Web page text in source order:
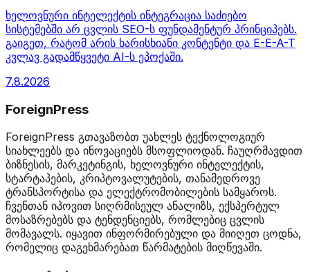
ხელოვნური ინტელექტის ინტეგრაცია საძიებო
სისტემებში არ ცვლის SEO-ს ფუნდამენტურ პრინციპებს.
გაიგეთ, რატომ არის ხარისხიანი კონტენტი და E-E-A-T
კვლავ გადამწყვეტი AI-ს ეპოქაში.
7.8.2026
ForeignPress
ForeignPress გთავაზობთ უახლეს ტექნოლოგიურ
სიახლეებს და ინოვაციებს მსოფლიოდან. ჩაუღრმავდით
ბიზნესის, მარკეტინგის, ხელოვნური ინტელექტის,
სტარტაპების, კრიპტოვალუტების, თანამედროვე
ტრანსპორტისა და ელექტრომობილების სამყაროს.
ჩვენთან იპოვით სიღრმისეულ ანალიზს, ექსპერტულ
მოსაზრებებს და ტენდენციებს, რომლებიც ცვლის
მომავალს. იყავით ინფორმირებული და მიიღეთ ცოდნა,
რომელიც დაგეხმარებათ წარმატების მიღწევაში.